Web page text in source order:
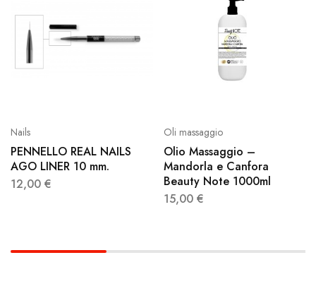
Nails
PENNELLO REAL NAILS
AGO LINER 10 mm.
12,00 €
Oli massaggio
Olio Massaggio –
Mandorla e Canfora
Beauty Note 1000ml
15,00 €